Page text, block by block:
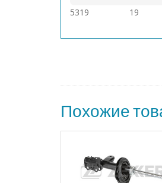
5319
19
Похожие